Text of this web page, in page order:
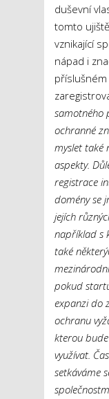
duševní
tomto
vznikající
nápad i
samotného
ochranné
myslet také
aspekty.
registrace
domény se
jejích
například s
také
pokud
expanzi do
ochranu
kterou
využívat.
setkáváme